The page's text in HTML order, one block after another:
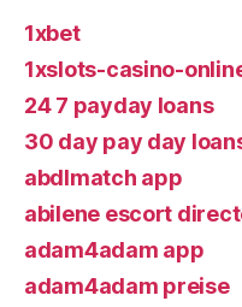
1xbet
1xslots-casino-
24 7 payday loans
30 day pay day
abdlmatch app
abilene escort
adam4adam app
adam4adam preise